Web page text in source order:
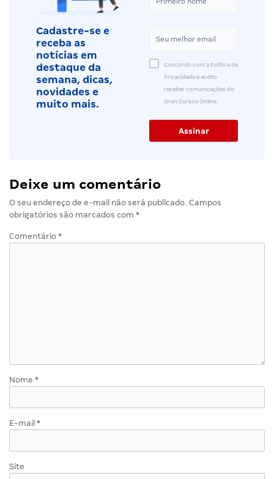
Cadastre-se e
receba as
notícias em
destaque da
semana, dicas,
novidades e
muito mais.
Concordo com a Política de
Privacidade e aceito
receber comunicações do
Gran Cursos Online.
Deixe um comentário
O seu endereço de e-mail não será publicado. Campos
obrigatórios são marcados com *
Comentário *
Nome *
E-mail *
Site